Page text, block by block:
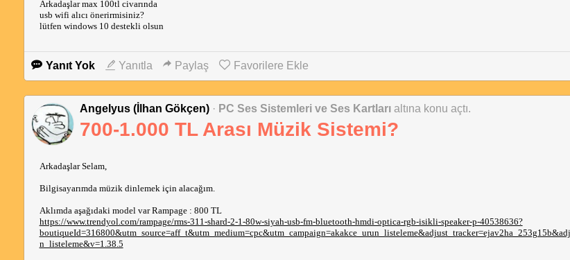
Arkadaşlar max 100tl civarında
usb wifi alıcı önerirmisiniz?
lütfen windows 10 destekli olsun
Yanıt Yok Yanıtla Paylaş Favorilere Ekle
Angelyus (İlhan Gökçen) · PC Ses Sistemleri ve Ses Kartları altına konu açtı.
700-1.000 TL Arası Müzik Sistemi?
Arkadaşlar Selam,
Bilgisayarımda müzik dinlemek için alacağım.
Aklımda aşağıdaki model var Rampage : 800 TL
https://www.trendyol.com/rampage/rms-311-shard-2-1-80w-siyah-usb-fm-bluetooth-hmdi-optica-rgb-isikli-speaker-p-40538636?
n_listeleme&v=1.38.5